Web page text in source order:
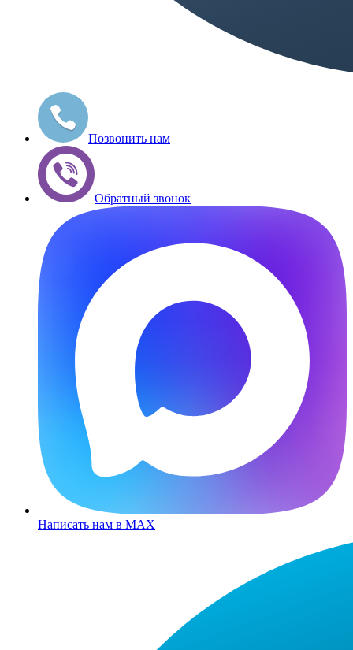
Позвонить нам
Обратный звонок
Написать нам в MAX